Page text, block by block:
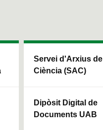
Servei d'Arxius de
Ciència (SAC)
Dipòsit Digital de
Documents UAB